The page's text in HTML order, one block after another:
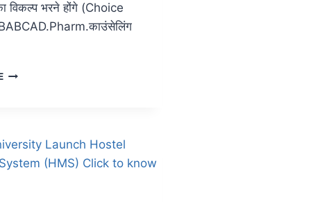
विकल्प भरने होंगे (Choice